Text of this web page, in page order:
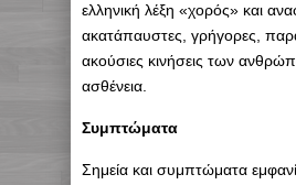
ελληνική λέξη «χορός» και
ακατάπαυστες, γρήγορες,
ακούσιες κινήσεις των
ασθένεια.
Συμπτώματα
Σημεία και συμπτώματα